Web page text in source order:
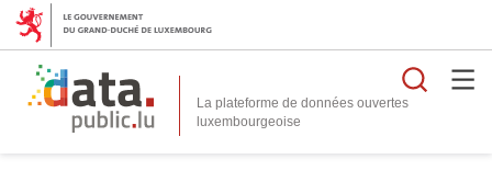
La plateforme de données ouvertes